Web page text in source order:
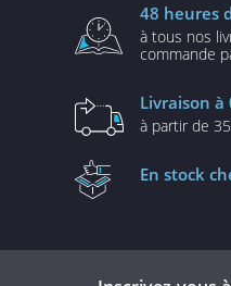
48 heures
à tous nos
commande
Livraison à
à partir de
En stock